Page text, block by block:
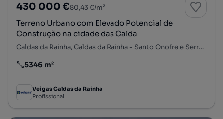
430 000 €80,43 €/m²
Terreno Urbano com Elevado Potencial de
Construção na cidade das Calda
Caldas da Rainha, Caldas da Rainha - Santo Onofre e Serra do Bouro, Caldas da Rainha, Leiria
Preço por metro quadrado
5346 m²
Veigas Caldas da Rainha
Profissional